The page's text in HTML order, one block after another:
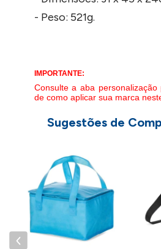
- Peso: 521g.
IMPORTANTE:
Consulte a aba
de como aplicar sua marca
Sugestões de